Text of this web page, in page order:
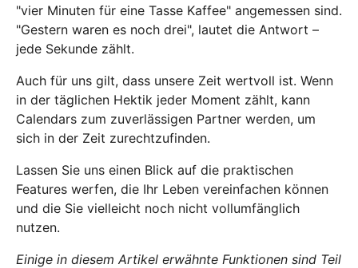
"vier Minuten für eine Tasse Kaffee" angemessen sind.
"Gestern waren es noch drei", lautet die Antwort –
jede Sekunde zählt.
Auch für uns gilt, dass unsere Zeit wertvoll ist. Wenn
in der täglichen Hektik jeder Moment zählt, kann
Calendars zum zuverlässigen Partner werden, um
sich in der Zeit zurechtzufinden.
Lassen Sie uns einen Blick auf die praktischen
Features werfen, die Ihr Leben vereinfachen können
und die Sie vielleicht noch nicht vollumfänglich
nutzen.
Einige in diesem Artikel erwähnte Funktionen sind Teil